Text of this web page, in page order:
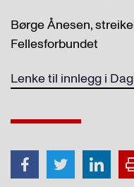
Børge Ånesen,
Fellesforbundet
Lenke til innlegg i